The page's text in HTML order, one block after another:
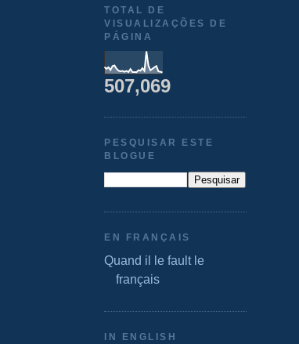
TOTAL DE
VISUALIZAÇÕES DE
PÁGINA
507,069
PESQUISAR ESTE
BLOGUE
EN FRANÇAIS
Quand il le fault le
français
IN ENGLISH